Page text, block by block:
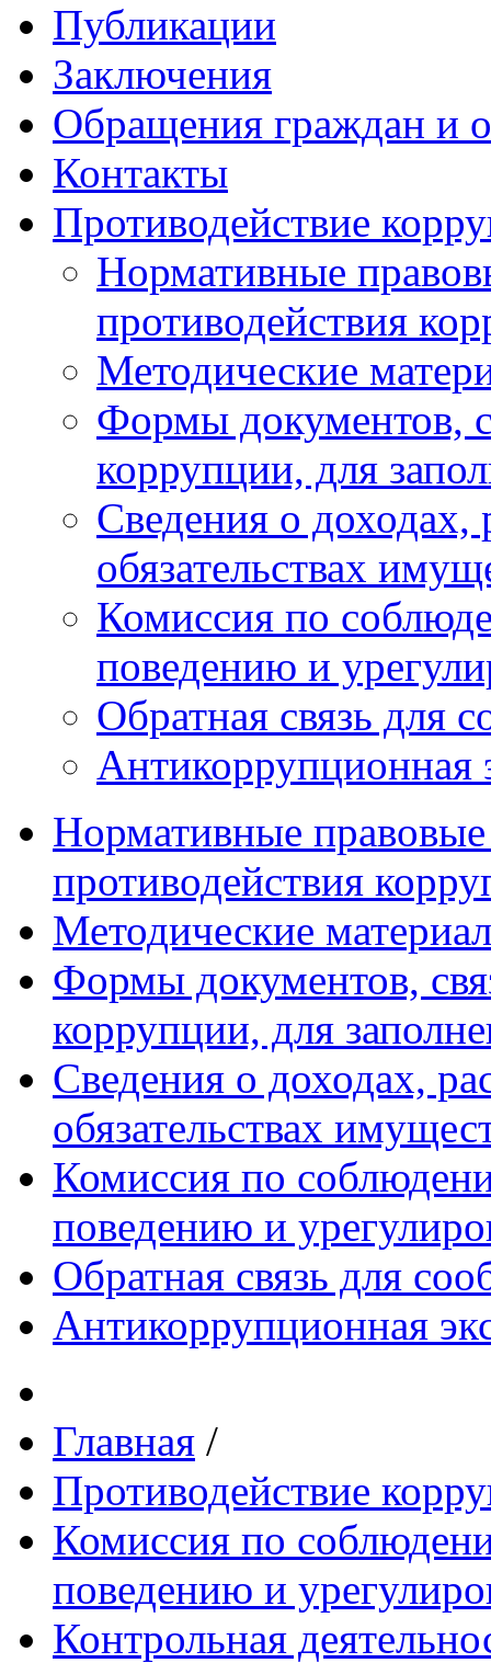
Публикации
Заключения
Обращения граждан и
Контакты
Противодействие
Нормативные
противодействия
Методические
Формы документов,
коррупции, для
Сведения о доходах,
обязательствах
Комиссия по
поведению и
Обратная связь для
Антикоррупционная
Нормативные
противодействия
Методические
Формы документов,
коррупции, для
Сведения о доходах,
обязательствах
Комиссия по
поведению и
Обратная связь для
Антикоррупционная
Главная /
Противодействие
Комиссия по
поведению и
Контрольная